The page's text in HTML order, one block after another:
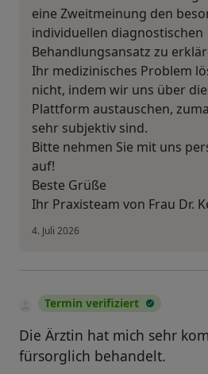
eine Zweitmeinung den
individuellen diagnostischen
Behandlungsansatz zu
Ihr medizinisches Problem
nicht, indem wir uns über
Plattform austauschen,
sehr subjektiv sind.
Bitte nehmen Sie mit uns
auf!
Beste Grüße
Ihr Praxisteam von Frau Dr.
4. Juli 2026
Termin verifiziert
Die Ärztin hat mich sehr
fürsorglich behandelt.